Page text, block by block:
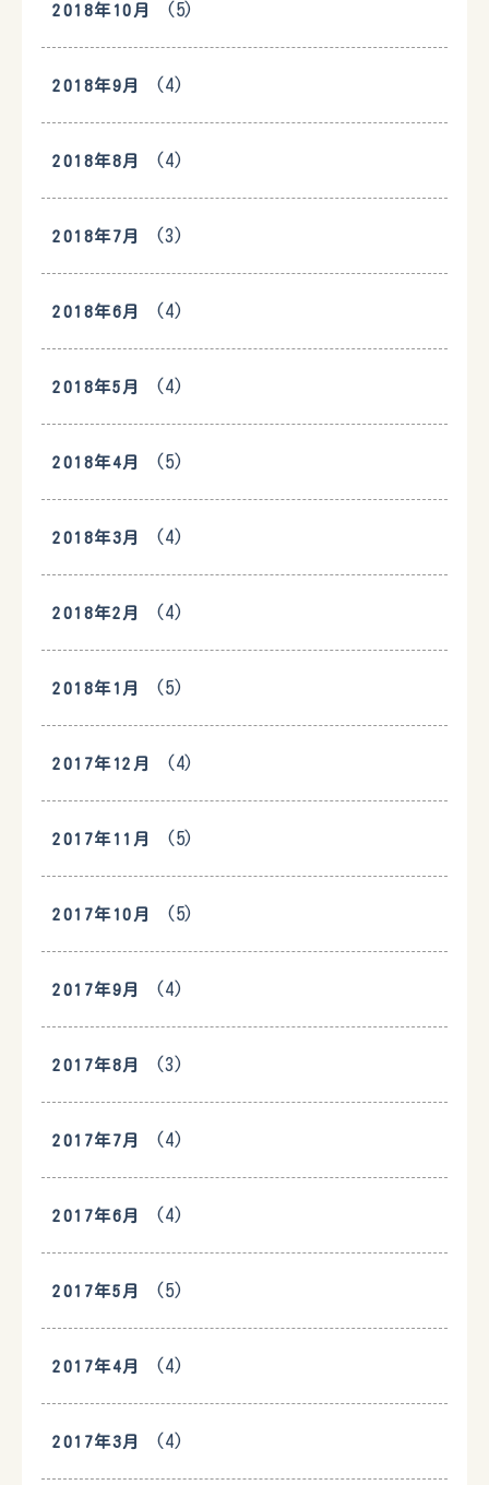
2018年10月 (5)
2018年9月 (4)
2018年8月 (4)
2018年7月 (3)
2018年6月 (4)
2018年5月 (4)
2018年4月 (5)
2018年3月 (4)
2018年2月 (4)
2018年1月 (5)
2017年12月 (4)
2017年11月 (5)
2017年10月 (5)
2017年9月 (4)
2017年8月 (3)
2017年7月 (4)
2017年6月 (4)
2017年5月 (5)
2017年4月 (4)
2017年3月 (4)